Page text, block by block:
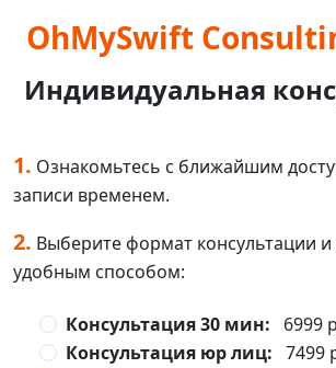
OhMySwift
Индивидуальная
1. Ознакомьтесь с ближайшим
записи временем.
2. Выберите формат консультации и
удобным способом:
Консультация 30 мин: 6999
Консультация юр лиц: 7499